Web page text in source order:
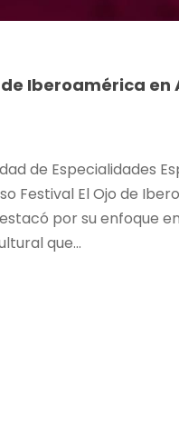
de Iberoamérica
de Especialidades
Festival El Ojo de
por su enfoque
que...